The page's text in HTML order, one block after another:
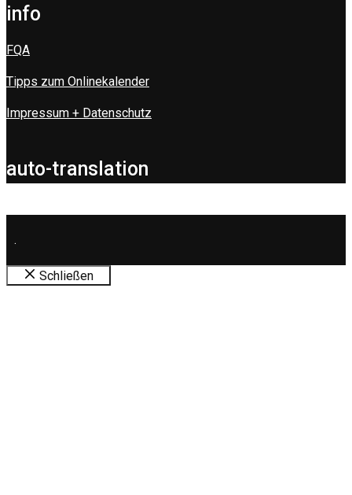
info
FQA
Tipps zum Onlinekalender
Impressum + Datenschutz
auto-translation
.
Schließen